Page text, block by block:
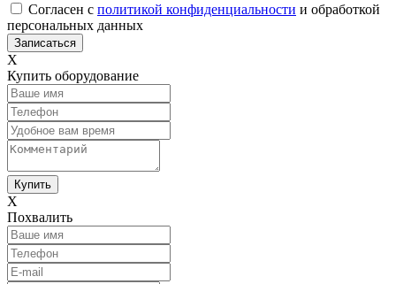
Согласен с политикой конфиденциальности и обработкой
персональных данных
Х
Купить оборудование
Х
Похвалить